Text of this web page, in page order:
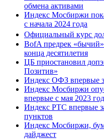
обмена активами
Индекс Мосбиржи
с начала 2024 года
Официальный курс
BofA предрек
конца десятилетия
ЦБ приостановил
Позитив»
Индекс ОФЗ впервые
Индекс Мосбиржи
впервые с мая 2023
Индекс РТС впервые
пунктов
Индекс Мосбиржи,
дайджест